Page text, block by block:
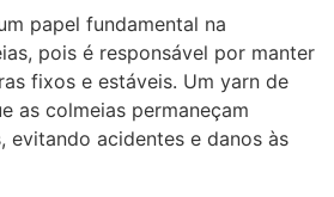
papel fundamental na
pois é responsável por manter
fixos e estáveis. Um yarn de
as colmeias permaneçam
evitando acidentes e danos às